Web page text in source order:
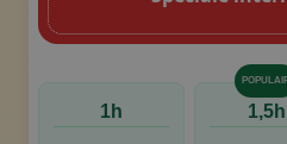
1h 1,5h